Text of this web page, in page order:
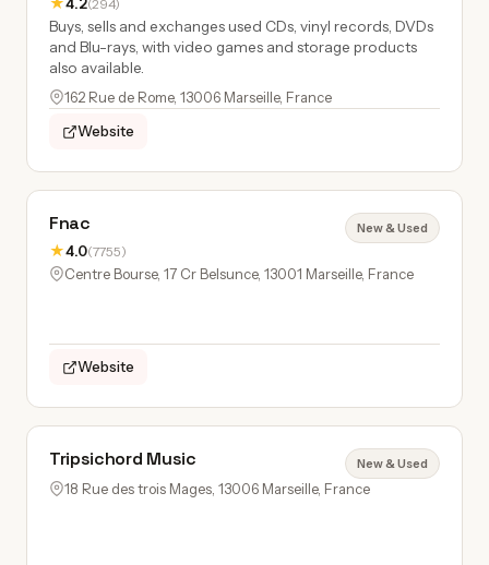
(294)
Buys, sells and exchanges used CDs, vinyl records, DVDs
and Blu-rays, with video games and storage products
also available.
162 Rue de Rome, 13006 Marseille, France
Website
Fnac
★4.0(7755)
New & Used
Centre Bourse, 17 Cr Belsunce, 13001 Marseille, France
Website
Tripsichord Music New & Used
18 Rue des trois Mages, 13006 Marseille, France